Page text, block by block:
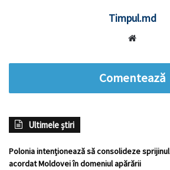
Timpul.md
Comentează
Ultimele știri
Polonia intenționează să consolideze sprijinul
acordat Moldovei în domeniul apărării